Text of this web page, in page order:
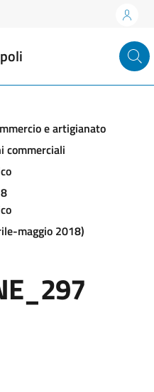
e artigianato
commerciali
maggio 2018)